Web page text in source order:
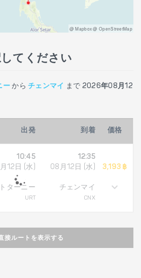
@ Mapbox @ OpenStreetMap
てください
ーからチェンマイ まで 2026年08月12
出発 到着 価格
10:45
12日 (水)
ターニー
URT
12:35
08月12日 (水)
チェンマイ
CNX
3,193 ฿
接ルートを表示する